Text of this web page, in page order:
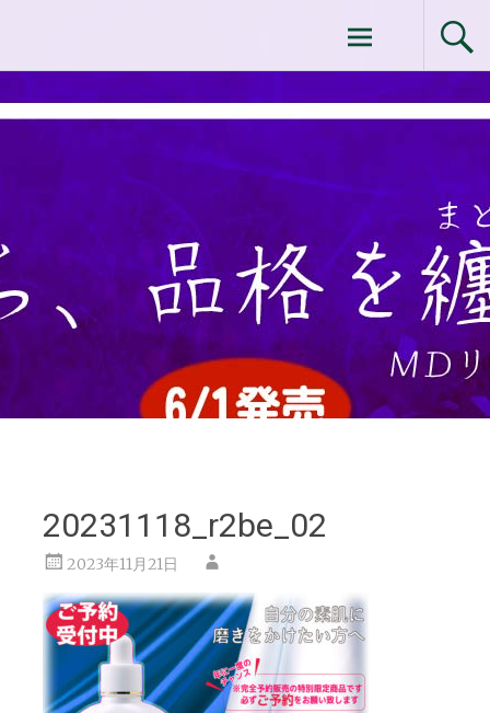
テ
ツ
プ
ドクターイシイのエムディ化粧品 |エム
ディ化粧品 下関サロン
20231118_r2be_02
2023年11月21日